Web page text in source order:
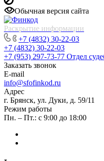
Обычная версия сайта
Раскрытие информации
+7 (4832) 30-22-03
+7 (4832) 30-22-03
+7 (953) 297-73-77 Отдел
Заказать звонок
E-mail
info@sfofinkod.ru
Адрес
г. Брянск, ул. Дуки, д. 59/11
Режим работы
Пн. – Пт.: с 9:00 до 18:00